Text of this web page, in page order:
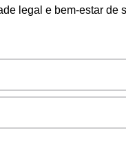
legal e bem-estar de